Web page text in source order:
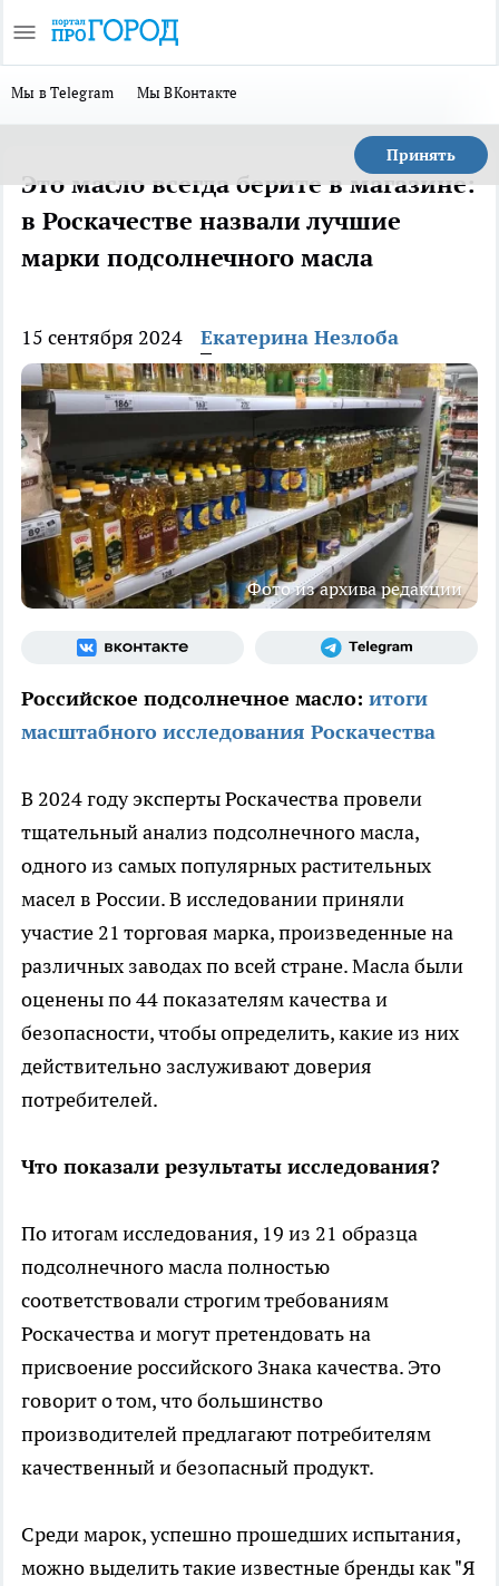
Мы в Telegram Мы ВКонтакте
Принять
Это масло всегда берите в магазине:
в Роскачестве назвали лучшие
марки подсолнечного масла
15 сентября 2024 Екатерина Незлоба
Фото из архива редакции
Российское подсолнечное масло: итоги
масштабного исследования Роскачества
В 2024 году эксперты Роскачества провели
тщательный анализ подсолнечного масла,
одного из самых популярных растительных
масел в России. В исследовании приняли
участие 21 торговая марка, произведенные на
различных заводах по всей стране. Масла были
оценены по 44 показателям качества и
безопасности, чтобы определить, какие из них
действительно заслуживают доверия
потребителей.
Что показали результаты исследования?
По итогам исследования, 19 из 21 образца
подсолнечного масла полностью
соответствовали строгим требованиям
Роскачества и могут претендовать на
присвоение российского Знака качества. Это
говорит о том, что большинство
производителей предлагают потребителям
качественный и безопасный продукт.
Среди марок, успешно прошедших испытания,
можно выделить такие известные бренды как "Я